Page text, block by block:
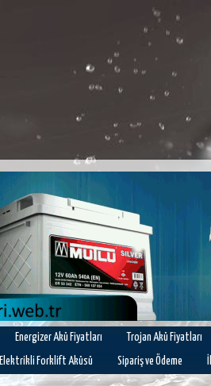
Energizer Akü Fiyatları Trojan Akü Fiyatları
Elektrikli Forklift Aküsü Sipariş ve Ödeme